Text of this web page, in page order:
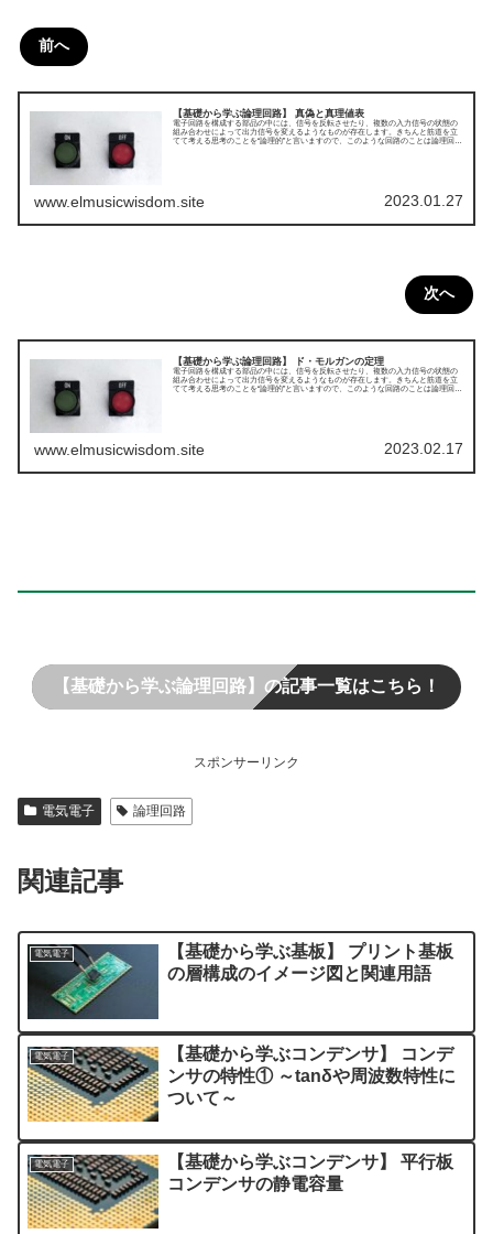
前へ
【基礎から学ぶ論理回路】 真偽と真理値表
電子回路を構成する部品の中には、信号を反転させたり、複数の入力信号の状態の
組み合わせによって出力信号を変えるようなものが存在します。きちんと筋道を立
てて考える思考のことを“論理的”と言いますので、このような回路のことは論理回路
www.elmusicwisdom.site 2023.01.27
次へ
【基礎から学ぶ論理回路】 ド・モルガンの定理
電子回路を構成する部品の中には、信号を反転させたり、複数の入力信号の状態の
組み合わせによって出力信号を変えるようなものが存在します。きちんと筋道を立
てて考える思考のことを“論理的”と言いますので、このような回路のことは論理回路
www.elmusicwisdom.site 2023.02.17
【基礎から学ぶ論理回路】の記事一覧はこちら！
スポンサーリンク
電気電子 論理回路
関連記事
電気電子
【基礎から学ぶ基板】 プリント基板
の層構成のイメージ図と関連用語
電気電子
【基礎から学ぶコンデンサ】 コンデ
ンサの特性① ～tanδや周波数特性に
ついて～
電気電子
【基礎から学ぶコンデンサ】 平行板
コンデンサの静電容量